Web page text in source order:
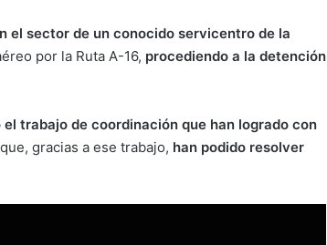
el sector de un conocido servicentro de la
por la Ruta A-16, procediendo a la detención
trabajo de coordinación que han logrado con
gracias a ese trabajo, han podido resolver